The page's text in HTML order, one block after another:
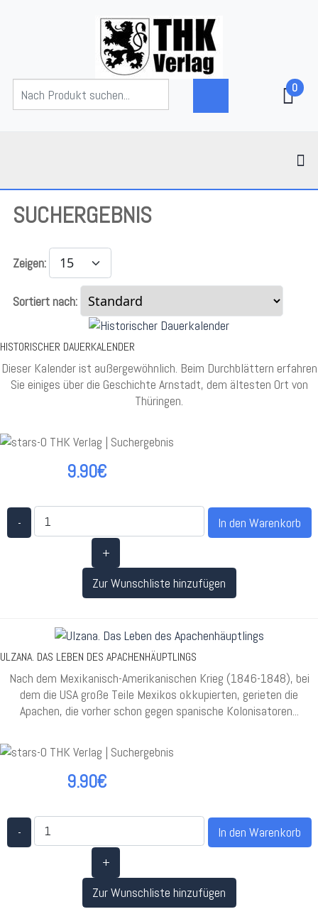
0
SUCHERGEBNIS
Zeigen:
Sortiert nach:
HISTORISCHER DAUERKALENDER
Dieser Kalender ist außergewöhnlich. Beim Durchblättern erfahren
Sie einiges über die Geschichte Arnstadt, dem ältesten Ort von
Thüringen.
9.90€
-
+
Zur Wunschliste hinzufügen
ULZANA. DAS LEBEN DES APACHENHÄUPTLINGS
Nach dem Mexikanisch-Amerikanischen Krieg (1846-1848), bei
dem die USA große Teile Mexikos okkupierten, gerieten die
Apachen, die vorher schon gegen spanische Kolonisatoren...
9.90€
-
+
Zur Wunschliste hinzufügen